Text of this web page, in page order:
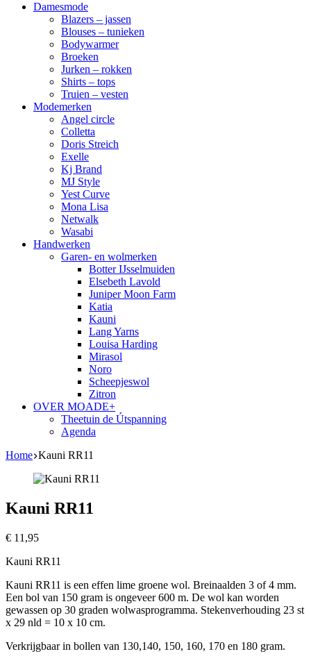
Damesmode
Blazers – jassen
Blouses – tunieken
Bodywarmer
Broeken
Jurken – rokken
Shirts – tops
Truien – vesten
Modemerken
Angel circle
Colletta
Doris Streich
Exelle
Kj Brand
MJ Style
Yest Curve
Mona Lisa
Netwalk
Wasabi
Handwerken
Garen- en wolmerken
Botter IJsselmuiden
Elsebeth Lavold
Juniper Moon Farm
Katia
Kauni
Lang Yarns
Louisa Harding
Mirasol
Noro
Scheepjeswol
Zitron
OVER MOADE+
Theetuin de Útspanning
Agenda
Home Kauni RR11
Kauni RR11
€ 11,95
Kauni RR11
Kauni RR11 is een effen lime groene wol. Breinaalden 3 of 4 mm.
Een bol van 150 gram is ongeveer 600 m. De wol kan worden
gewassen op 30 graden wolwasprogramma. Stekenverhouding 23 st
x 29 nld = 10 x 10 cm.
Verkrijgbaar in bollen van 130,140, 150, 160, 170 en 180 gram.